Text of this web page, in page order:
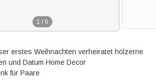
1 / 6
erstes Weihnachten verheiratet hölzerne
und Datum Home Decor
für Paare